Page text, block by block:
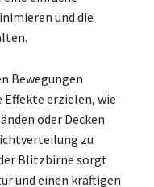
und die
Bewegungen
erzielen, wie
oder Decken
zu
Blitzbirne sorgt
und einen kräftigen